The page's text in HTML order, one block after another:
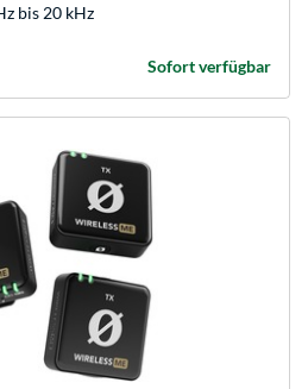
bis 20 kHz
Sofort verfügbar